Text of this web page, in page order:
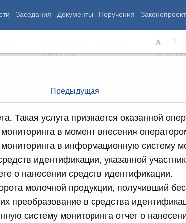
Заседания Документы Поручения
Предыдущая
Такая услуга признается оказанной
в момент внесения
в информационную систему
идентификации, указанной
о нанесении средств идентификации.
молочной продукции, получивший
преобразование в средства
систему мониторинга отчет о
Министры
Советы и
По
Занятость и труд
Технологическое развитие
Экономика. Регулирование
Финансы
Социальные услуги
Экология
Жильё и
Транспорт и
Энергетика
Сельское
Национальные проекты